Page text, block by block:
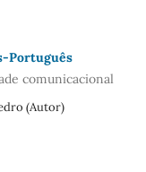
Português
comunicacional
(Autor)